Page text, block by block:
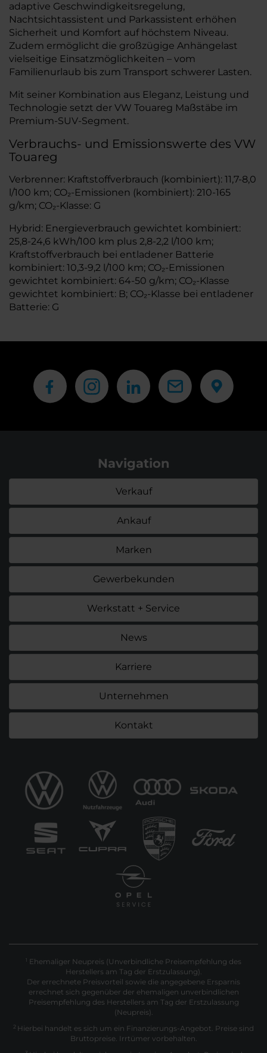
adaptive Geschwindigkeitsregelung,
Nachtsichtassistent und Parkassistent erhöhen
Sicherheit und Komfort auf höchstem Niveau.
Zudem ermöglicht die großzügige Anhängelast
vielseitige Einsatzmöglichkeiten – vom
Familienurlaub bis zum Transport schwerer Lasten.
Mit seiner Kombination aus Eleganz, Leistung und
Technologie setzt der VW Touareg Maßstäbe im
Premium-SUV-Segment.
Verbrauchs- und Emissionswerte des VW
Touareg
Verbrenner: Kraftstoffverbrauch (kombiniert): 11,7-8,0
l/100 km; CO₂-Emissionen (kombiniert): 210-165
g/km; CO₂-Klasse: G
Hybrid: Energieverbrauch gewichtet kombiniert:
25,8-24,6 kWh/100 km plus 2,8-2,2 l/100 km;
Kraftstoffverbrauch bei entladener Batterie
kombiniert: 10,3-9,2 l/100 km; CO₂-Emissionen
gewichtet kombiniert: 64-50 g/km; CO₂-Klasse
gewichtet kombiniert: B; CO₂-Klasse bei entladener
Batterie: G
Navigation
Verkauf
Ankauf
Marken
Gewerbekunden
Werkstatt + Service
News
Karriere
Unternehmen
Kontakt
1 Ehemaliger Neupreis (Unverbindliche Preisempfehlung des
Herstellers am Tag der Erstzulassung).
Der errechnete Preisvorteil sowie die angegebene Ersparnis
errechnet sich gegenüber der ehemaligen unverbindlichen
Preisempfehlung des Herstellers am Tag der Erstzulassung
(Neupreis).
2 Hierbei handelt es sich um ein Finanzierungs-Angebot. Preise sind
Bruttopreise. Irrtümer vorbehalten.